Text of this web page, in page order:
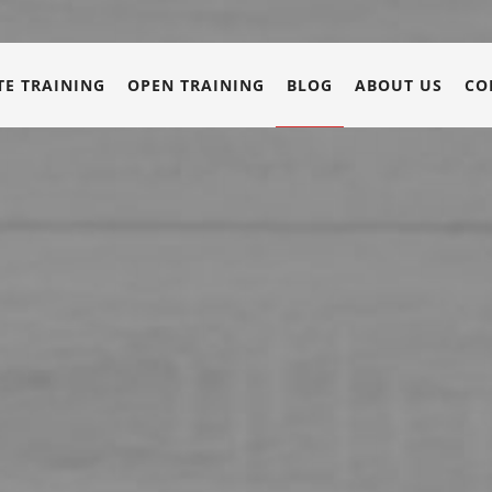
TRAINING OPEN TRAINING BLOG ABOUT US